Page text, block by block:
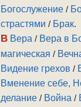
Богослужение /
страстями / Брак.
В Вера / Вера в
магическая /
Видение грехов /
Вменение себе,
делание / Война /